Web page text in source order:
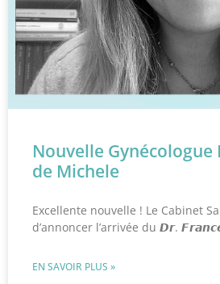
Nouvelle Gynécologue
de Michele
Excellente nouvelle ! Le Cabinet
d’annoncer l’arrivée du 𝘿𝙧.
EN SAVOIR PLUS »